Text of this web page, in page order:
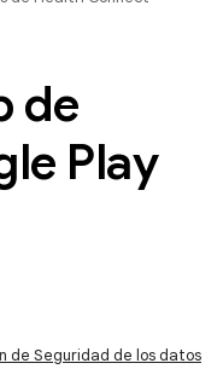
de
Play
de Seguridad de los datos